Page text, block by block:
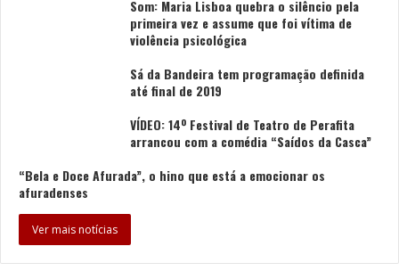
Som: Maria Lisboa quebra o silêncio pela
primeira vez e assume que foi vítima de
violência psicológica
Sá da Bandeira tem programação definida
até final de 2019
VÍDEO: 14º Festival de Teatro de Perafita
arrancou com a comédia “Saídos da Casca”
“Bela e Doce Afurada”, o hino que está a emocionar os
afuradenses
Ver mais notícias